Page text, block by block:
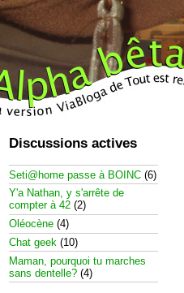
Discussions actives
Seti@home passe à BOINC (6)
Y'a Nathan, y s'arrête de
compter à 42 (2)
Oléocène (4)
Chat geek (10)
Maman, pourquoi tu marches
sans dentelle? (4)